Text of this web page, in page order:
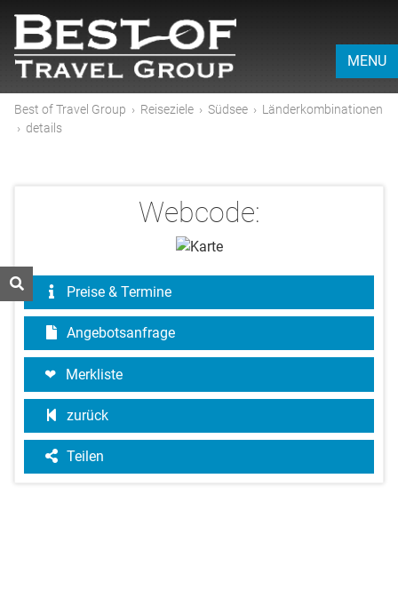
MENU
Best of Travel Group › Reiseziele › Südsee › Länderkombinationen
› details
Webcode:
Preise & Termine
Angebotsanfrage
Merkliste
zurück
Teilen